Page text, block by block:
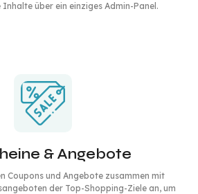
über ein einziges Admin-Panel.
& Angebote
Coupons und Angebote zusammen mit
der Top-Shopping-Ziele an, um